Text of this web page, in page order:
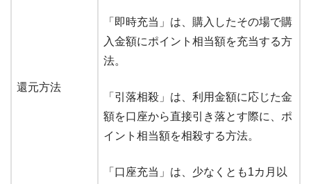
還元方法
「即時充当」は、購入したその場で購
入金額にポイント相当額を充当する方
法。
「引落相殺」は、利用金額に応じた金
額を口座から直接引き落とす際に、ポ
イント相当額を相殺する方法。
「口座充当」は、少なくとも1カ月以